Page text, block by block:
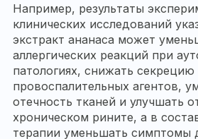
Например, результаты
клинических исследований
экстракт ананаса может
аллергических реакций при
патологиях, снижать секрецию
провоспалительных агентов,
отечность тканей и улучшать
хроническом рините, а в
терапии уменьшать симптомы